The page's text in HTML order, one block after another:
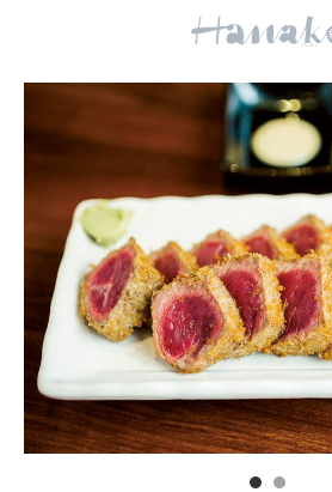
10
FOOD
おいしい
TRAVEL
どこ行く？
FORTUNE
明日のわたし
[12星座別] Weekly
[12星座別] Monthly Love
HEALTH
自分にやさしく